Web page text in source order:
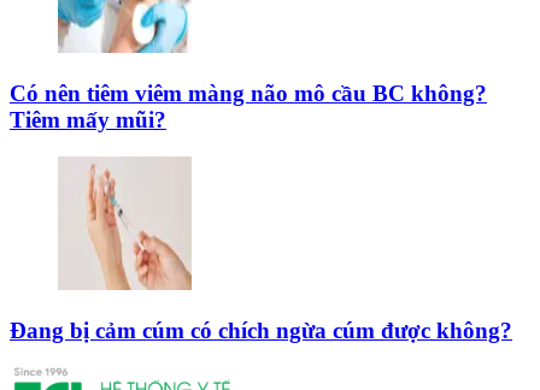
Có nên tiêm viêm màng não mô cầu BC không?
Tiêm mấy mũi?
Đang bị cảm cúm có chích ngừa cúm được không?